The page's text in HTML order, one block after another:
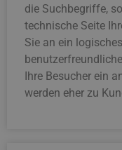
die Suchbegriffe,
technische Seite
Sie an ein
Ihre Besucher ein
werden eher zu